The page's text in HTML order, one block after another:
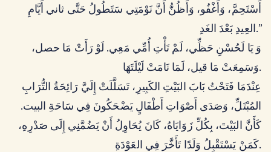
أَسْتَحِمَّ، وَأَغْفُو، وَأَظُنُّ أَنَّ نَوْمَتِي سَتَطُولُ حَتَّى ثاني أَيَّامِ
العِيدِ بَعْدَ الغَدِ.”
وَ يَا لَحُسْنِ حَظِّي، لَمْ تَأْتِ أُمِّي مَعِي. لَوْ رَأَتْ مَا حصل،
وَسَمِعَتْ مَا قيل، لَمَا نَامَتْ لَيْلَتَهَا.
عِنْدَمَا فَتَحْتُ بَابَ البَيْتِ الكَبِيرِ، تَسَلَّلَتْ إِلَيَّ رَائِحَةُ التُّرَابِ
المُبْتَلِّ، وَصَدَى أَصْوَاتِ أَطْفَالٍ يَضْحَكُونَ فِي سَاحَةِ البيت.
كَأَنَّ البَيْتَ، بِكُلِّ زَوَايَاهُ، كَانَ يُحَاوِلُ أَنْ يَضُمَّنِي إِلَى صَدْرِهِ،
كَمَنْ يَسْتَقْبِلُ وَلَدًا تَأَخَّرَ فِي العَوْدَةِ.